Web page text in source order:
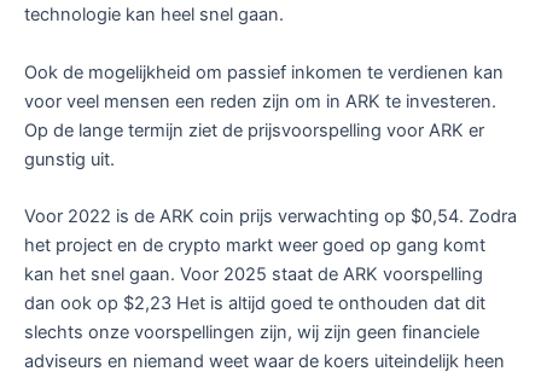
technologie kan heel snel gaan.
Ook de mogelijkheid om passief inkomen te verdienen kan
voor veel mensen een reden zijn om in ARK te investeren.
Op de lange termijn ziet de prijsvoorspelling voor ARK er
gunstig uit.
Voor 2022 is de ARK coin prijs verwachting op $0,54. Zodra
het project en de crypto markt weer goed op gang komt
kan het snel gaan. Voor 2025 staat de ARK voorspelling
dan ook op $2,23 Het is altijd goed te onthouden dat dit
slechts onze voorspellingen zijn, wij zijn geen financiele
adviseurs en niemand weet waar de koers uiteindelijk heen